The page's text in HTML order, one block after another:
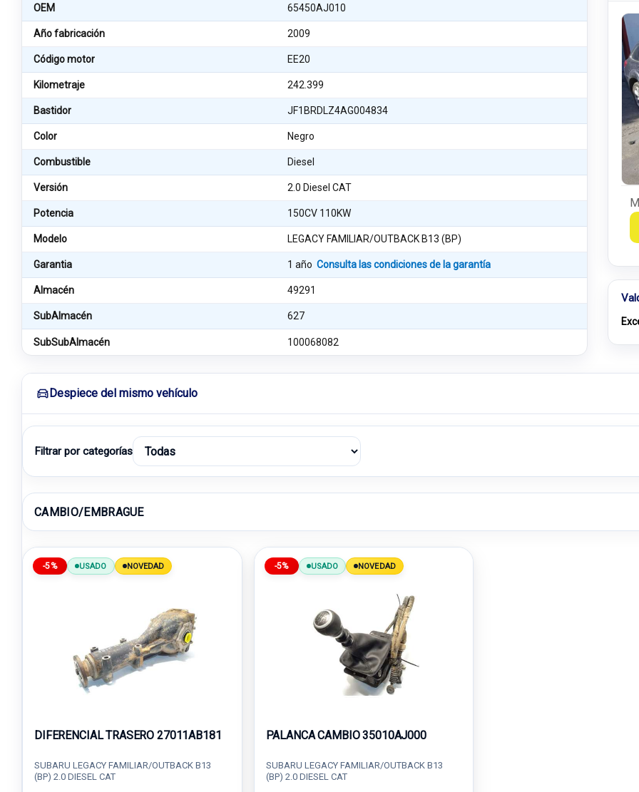
OEM 65450AJ010
Año fabricación 2009
Código motor EE20
Kilometraje 242.399
Bastidor JF1BRDLZ4AG004834
Color Negro
Combustible Diesel
Versión 2.0 Diesel CAT
Potencia 150CV 110KW
Modelo LEGACY FAMILIAR/OUTBACK B13 (BP)
Garantia 1 añoConsulta las condiciones de la garantía
Almacén 49291
SubAlmacén 627
SubSubAlmacén 100068082
Despiece del mismo vehículo
Filtrar por categorías
CAMBIO/EMBRAGUE
-5% USADO NOVEDAD
DIFERENCIAL TRASERO 27011AB181
SUBARU LEGACY FAMILIAR/OUTBACK B13
(BP) 2.0 DIESEL CAT
-5% USADO NOVEDAD
PALANCA CAMBIO 35010AJ000
SUBARU LEGACY FAMILIAR/OUTBACK B13
(BP) 2.0 DIESEL CAT